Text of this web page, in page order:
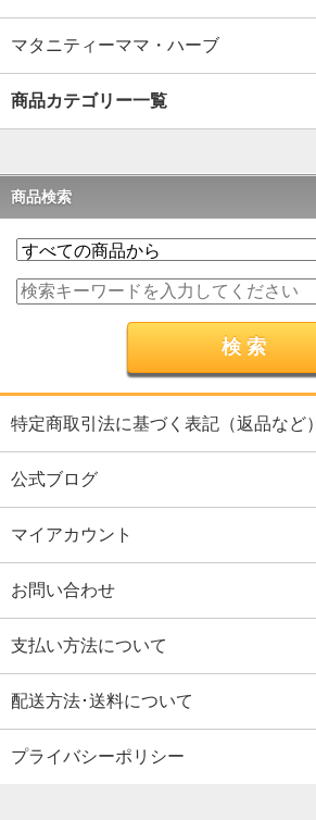
マタニティーママ・ハーブ
商品カテゴリー一覧
商品検索
特定商取引法に基づく表記（返品など）
公式ブログ
マイアカウント
お問い合わせ
支払い方法について
配送方法･送料について
プライバシーポリシー